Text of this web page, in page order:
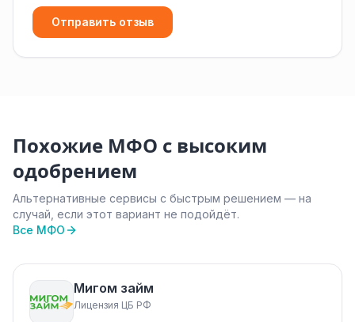
Отправить отзыв
Похожие МФО с высоким
одобрением
Альтернативные сервисы с быстрым решением — на
случай, если этот вариант не подойдёт.
Все МФО
Мигом займ
Лицензия ЦБ РФ